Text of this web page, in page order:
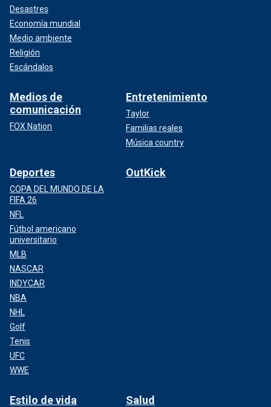
Desastres
Economía mundial
Medio ambiente
Religión
Escándalos
Medios de
comunicación
FOX Nation
Entretenimiento
Taylor
Familias reales
Música country
Deportes
COPA DEL MUNDO DE LA
FIFA 26
NFL
Fútbol americano
universitario
MLB
NASCAR
INDYCAR
NBA
NHL
Golf
Tenis
UFC
WWE
OutKick
Estilo de vida Salud